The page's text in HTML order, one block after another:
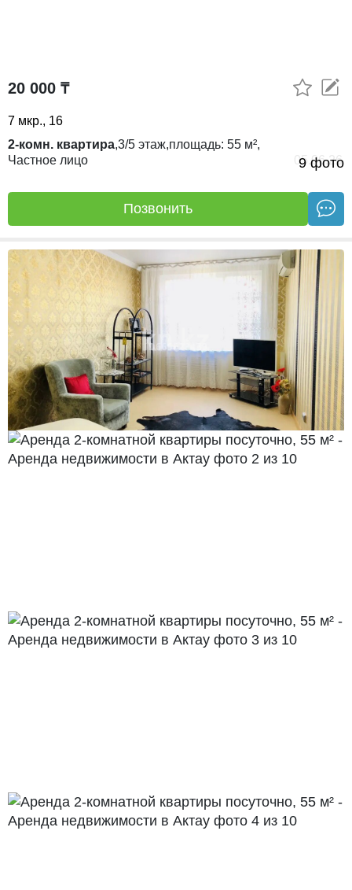
9 фото
20 000 ₸
7 мкр., 16
2-комн. квартира,3/5 этаж,площадь: 55 м²,
Частное лицо
05.06.26
Позвонить